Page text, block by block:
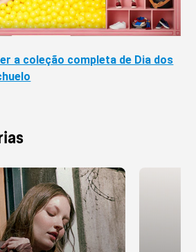
a coleção completa de Dia dos